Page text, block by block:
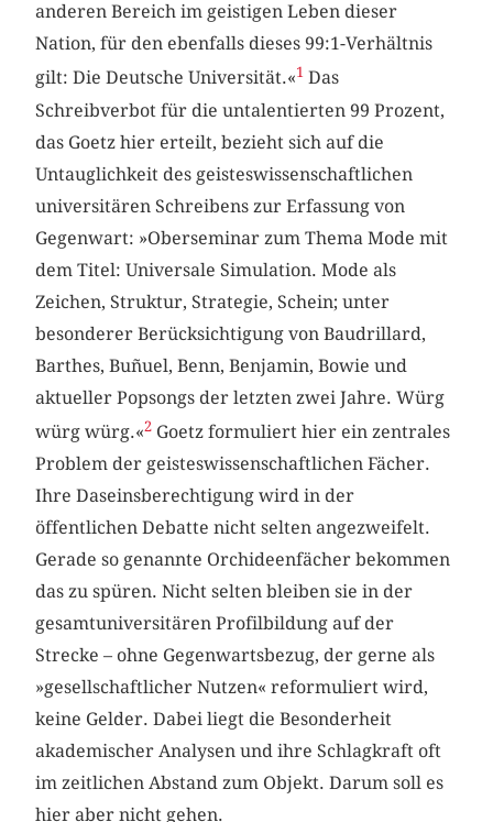
anderen Bereich im geistigen Leben dieser
Nation, für den ebenfalls dieses 99:1-Verhältnis
gilt: Die Deutsche Universität.«1 Das
Schreibverbot für die untalentierten 99 Prozent,
das Goetz hier erteilt, bezieht sich auf die
Untauglichkeit des geisteswissenschaftlichen
universitären Schreibens zur Erfassung von
Gegenwart: »Oberseminar zum Thema Mode mit
dem Titel: Universale Simulation. Mode als
Zeichen, Struktur, Strategie, Schein; unter
besonderer Berücksichtigung von Baudrillard,
Barthes, Buñuel, Benn, Benjamin, Bowie und
aktueller Popsongs der letzten zwei Jahre. Würg
würg würg.«2 Goetz formuliert hier ein zentrales
Problem der geisteswissenschaftlichen Fächer.
Ihre Daseinsberechtigung wird in der
öffentlichen Debatte nicht selten angezweifelt.
Gerade so genannte Orchideenfächer bekommen
das zu spüren. Nicht selten bleiben sie in der
gesamtuniversitären Profilbildung auf der
Strecke – ohne Gegenwartsbezug, der gerne als
»gesellschaftlicher Nutzen« reformuliert wird,
keine Gelder. Dabei liegt die Besonderheit
akademischer Analysen und ihre Schlagkraft oft
im zeitlichen Abstand zum Objekt. Darum soll es
hier aber nicht gehen.